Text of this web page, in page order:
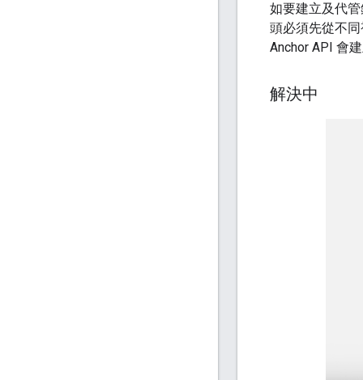
如要建立及代
頭必須先從不
Anchor API 會
解決中